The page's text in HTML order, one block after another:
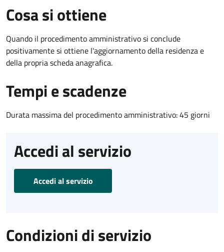
Cosa si ottiene
Quando il procedimento amministrativo si conclude
positivamente si ottiene l'aggiornamento della residenza e
della propria scheda anagrafica.
Tempi e scadenze
Durata massima del procedimento amministrativo: 45 giorni
Accedi al servizio
Accedi al servizio
Condizioni di servizio